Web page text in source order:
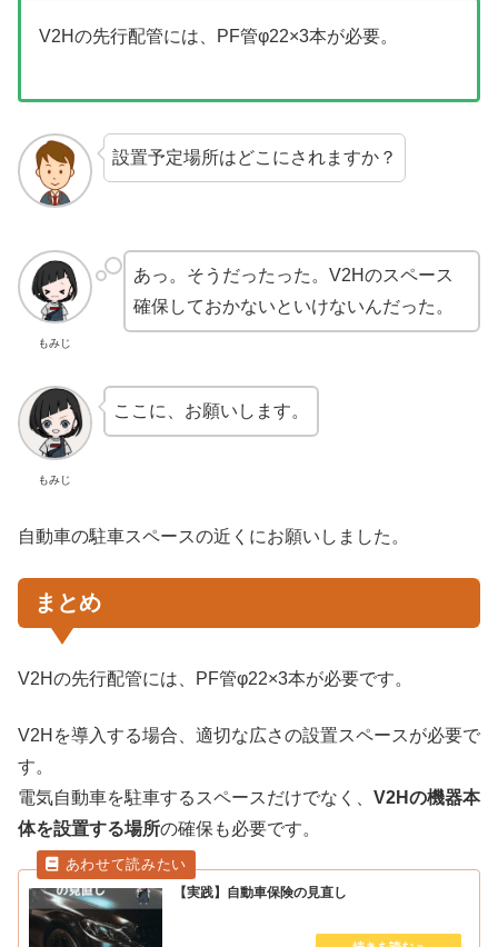
V2Hの先行配管には、PF管φ22×3本が必要。
設置予定場所はどこにされますか？
もみじ
あっ。そうだったった。V2Hのスペース
確保しておかないといけないんだった。
もみじ
ここに、お願いします。
自動車の駐車スペースの近くにお願いしました。
まとめ
V2Hの先行配管には、PF管φ22×3本が必要です。
V2Hを導入する場合、適切な広さの設置スペースが必要で
す。
電気自動車を駐車するスペースだけでなく、 V2Hの機器本
体を設置する場所の確保も必要です。
【実践】自動車保険の見直し